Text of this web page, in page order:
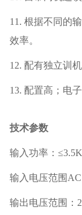
11. 根据不同的
效率。
12. 配有独立训
13. 配置高；电
技术参数
输入功率：≤
输入电压范围 AC
输出电压范围：